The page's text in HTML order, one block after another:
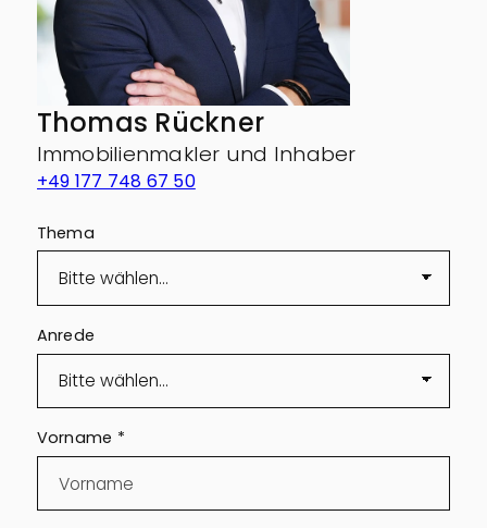
Thomas Rückner
Immobilienmakler und Inhaber
+49 177 748 67 50
Thema
Anrede
Vorname *